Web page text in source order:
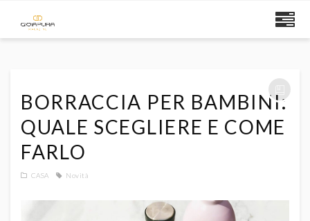
BORRACCIA PER BAMBINI:
QUALE SCEGLIERE E COME
FARLO
CASA Novità